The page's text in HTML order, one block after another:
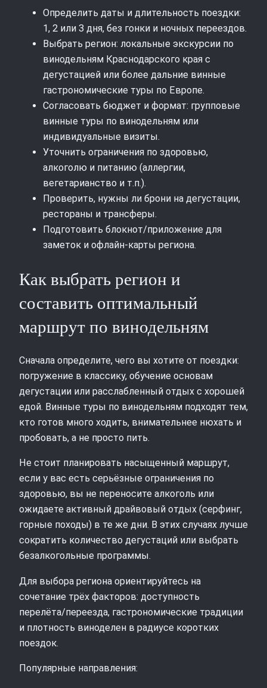
Определить даты и длительность поездки:
1, 2 или 3 дня, без гонки и ночных переездов.
Выбрать регион: локальные экскурсии по
винодельням Краснодарского края с
дегустацией или более дальние винные
гастрономические туры по Европе.
Согласовать бюджет и формат: групповые
винные туры по винодельням или
индивидуальные визиты.
Уточнить ограничения по здоровью,
алкоголю и питанию (аллергии,
вегетарианство и т.п.).
Проверить, нужны ли брони на дегустации,
рестораны и трансферы.
Подготовить блокнот/приложение для
заметок и офлайн-карты региона.
Как выбрать регион и
составить оптимальный
маршрут по винодельням
Сначала определите, чего вы хотите от поездки:
погружение в классику, обучение основам
дегустации или расслабленный отдых с хорошей
едой. Винные туры по винодельням подходят тем,
кто готов много ходить, внимательнее нюхать и
пробовать, а не просто пить.
Не стоит планировать насыщенный маршрут,
если у вас есть серьёзные ограничения по
здоровью, вы не переносите алкоголь или
ожидаете активный драйвовый отдых (серфинг,
горные походы) в те же дни. В этих случаях лучше
сократить количество дегустаций или выбрать
безалкогольные программы.
Для выбора региона ориентируйтесь на
сочетание трёх факторов: доступность
перелёта/переезда, гастрономические традиции
и плотность виноделен в радиусе коротких
поездок.
Популярные направления: